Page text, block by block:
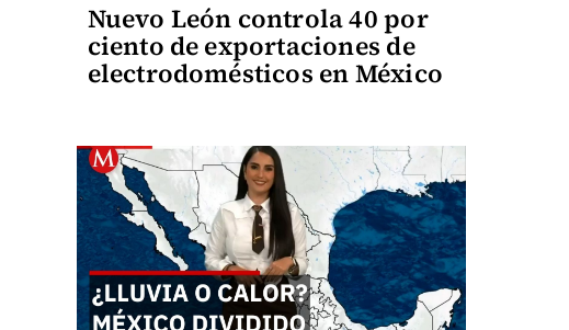
Nuevo León controla 40 por
ciento de exportaciones de
electrodomésticos en México